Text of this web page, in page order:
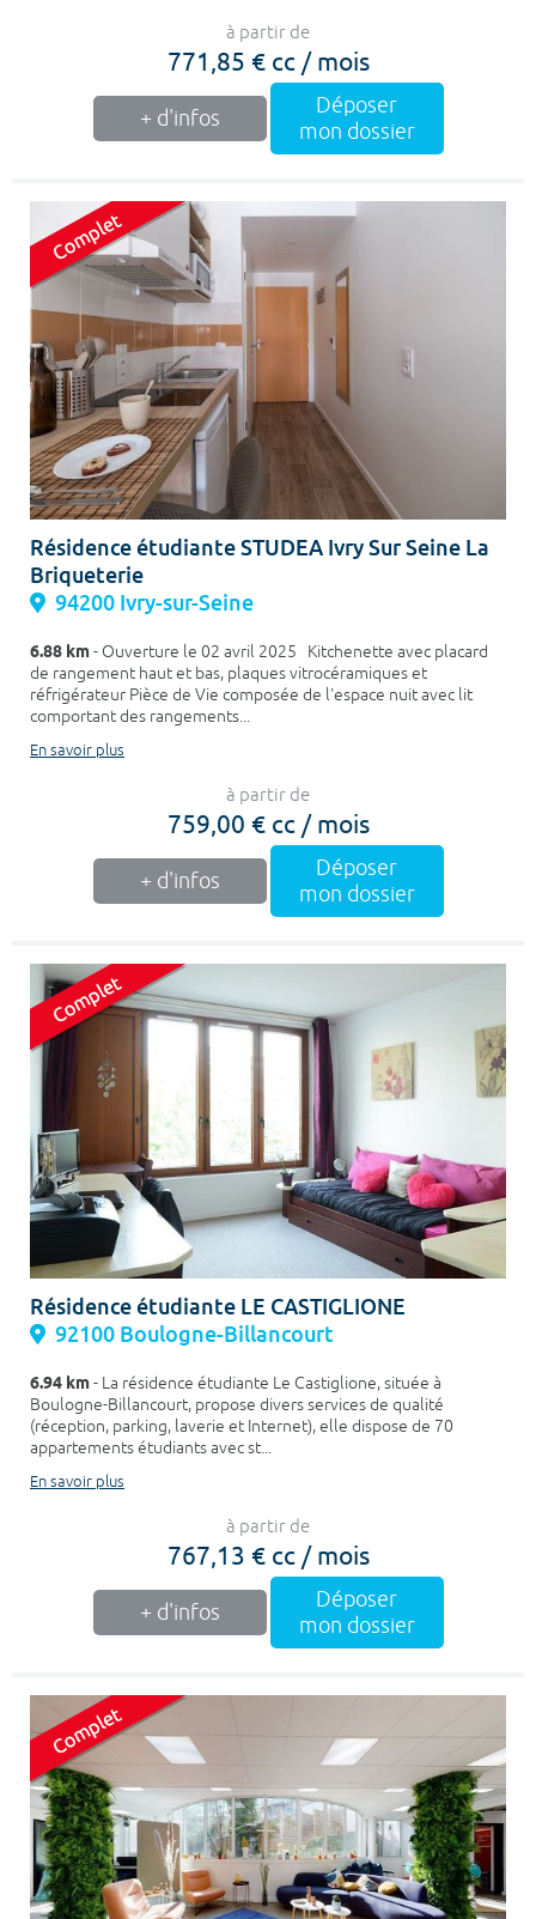
à partir de
771,85 € cc / mois
+ d'infos
Déposer
mon dossier
Résidence étudiante STUDEA Ivry Sur Seine La
Briqueterie
94200 Ivry-sur-Seine
6.88 km- Ouverture le 02 avril 2025 Kitchenette avec placard
de rangement haut et bas, plaques vitrocéramiques et
réfrigérateur Pièce de Vie composée de l'espace nuit avec lit
comportant des rangements...
En savoir plus
à partir de
759,00 € cc / mois
+ d'infos
Déposer
mon dossier
Résidence étudiante LE CASTIGLIONE
92100 Boulogne-Billancourt
6.94 km- La résidence étudiante Le Castiglione, située à
Boulogne-Billancourt, propose divers services de qualité
(réception, parking, laverie et Internet), elle dispose de 70
appartements étudiants avec st...
En savoir plus
à partir de
767,13 € cc / mois
+ d'infos
Déposer
mon dossier